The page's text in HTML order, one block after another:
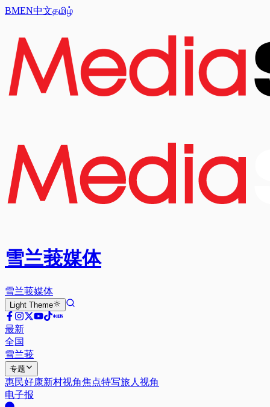
BMEN中文தமிழ்
雪兰莪媒体
雪兰莪媒体
Light Theme
最新
全国
雪兰莪
专题
惠民好康新村视角焦点特写旅人视角
电子报